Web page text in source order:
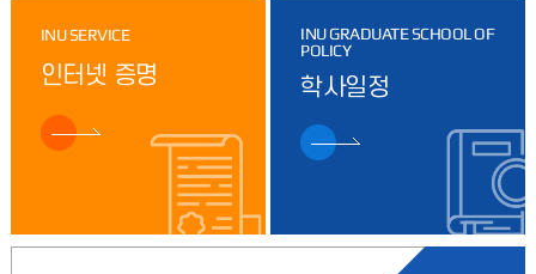
안내2026학년도 2학기 정책대학원 개설교과목 및 수강신청
일정을 아래와 같이 안내합니다. ○ 개강일자: 2026. 9. 1
2026.08.06
2026학년도 2학기 등록금 납부 안내 2026학년도 2학기 등록금
납부 방법 및 일정을 아래와 같이 안내하오니, 일정을 숙지하시어
등록에 차질 없으시기 바랍니다. 1) 등록기간
(2차 학기 등록자) 2026학년도 2학기 학위이수제 신청 안내
INU SERVICE
인터넷 증명
INU GRADUATE SCHOOL OF
POLICY
학사일정